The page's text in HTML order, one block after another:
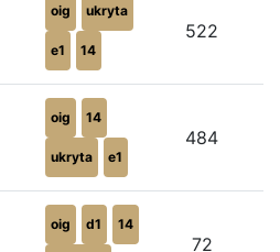
oig ukryta
e1 14
522
oig 14
ukryta e1
484
oig d1 14
72